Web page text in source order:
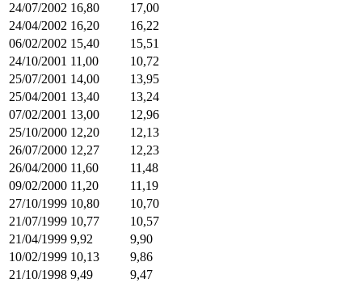
24/07/2002 16,80
17,00
24/04/2002 16,20
16,22
06/02/2002 15,40
15,51
24/10/2001 11,00
10,72
25/07/2001 14,00
13,95
25/04/2001 13,40
13,24
07/02/2001 13,00
12,96
25/10/2000 12,20
12,13
26/07/2000 12,27
12,23
26/04/2000 11,60
11,48
09/02/2000 11,20
11,19
27/10/1999 10,80
10,70
21/07/1999 10,77
10,57
21/04/1999 9,92
9,90
10/02/1999 10,13
9,86
21/10/1998 9,49
9,47